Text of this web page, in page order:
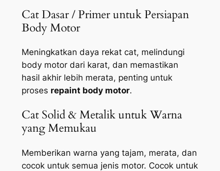
Cat Dasar / Primer untuk Persiapan
Body Motor
Meningkatkan daya rekat cat, melindungi
body motor dari karat, dan memastikan
hasil akhir lebih merata, penting untuk
proses repaint body motor.
Cat Solid & Metalik untuk Warna
yang Memukau
Memberikan warna yang tajam, merata, dan
cocok untuk semua jenis motor. Cocok untuk